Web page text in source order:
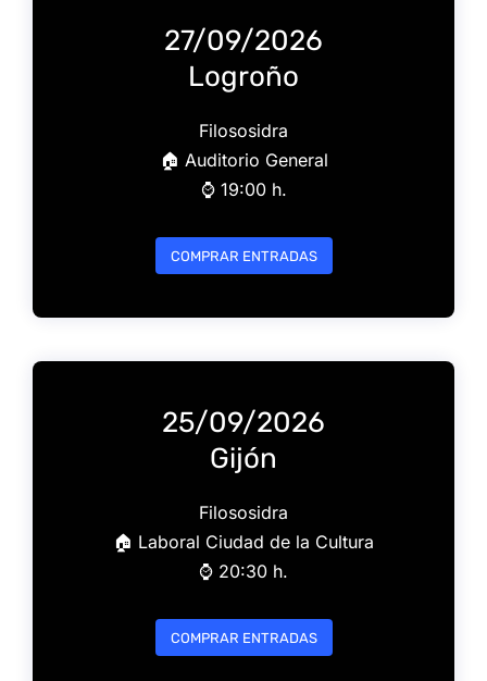
27/09/2026
Logroño
Filososidra
🏠 Auditorio General
⌚️ 19:00 h.
COMPRAR ENTRADAS
25/09/2026
Gijón
Filososidra
🏠 Laboral Ciudad de la Cultura
⌚️ 20:30 h.
COMPRAR ENTRADAS